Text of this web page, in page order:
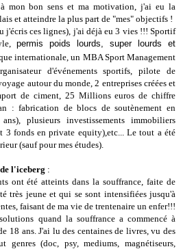
mon bon sens et ma motivation, j'ai eu la
et atteindre la plus part de "mes" objectifs !
j'écris ces lignes) , j'ai déjà eu 3 vies !!! Sportif
permis poids lourds, super lourds et
internationale, un MBA Sport Management
d'événements sportifs, pilote de
autour du monde, 2 entreprises créées et
de ciment, 25 Millions euros de chiffre
: fabrication de blocs de soutènement en
plusieurs investissements immobiliers
3 fonds en private equity),etc... Le tout a été
(sauf pour mes études).
l'iceberg :
ont été atteints dans la souffrance, faite de
très jeune et qui se sont intensifiées jusqu'à
faisant de ma vie de trentenaire un enfer!!!
quand la souffrance a commencé à
18 ans. J'ai lu des centaines de livres, vu des
genres (doc, psy, mediums, magnétiseurs,